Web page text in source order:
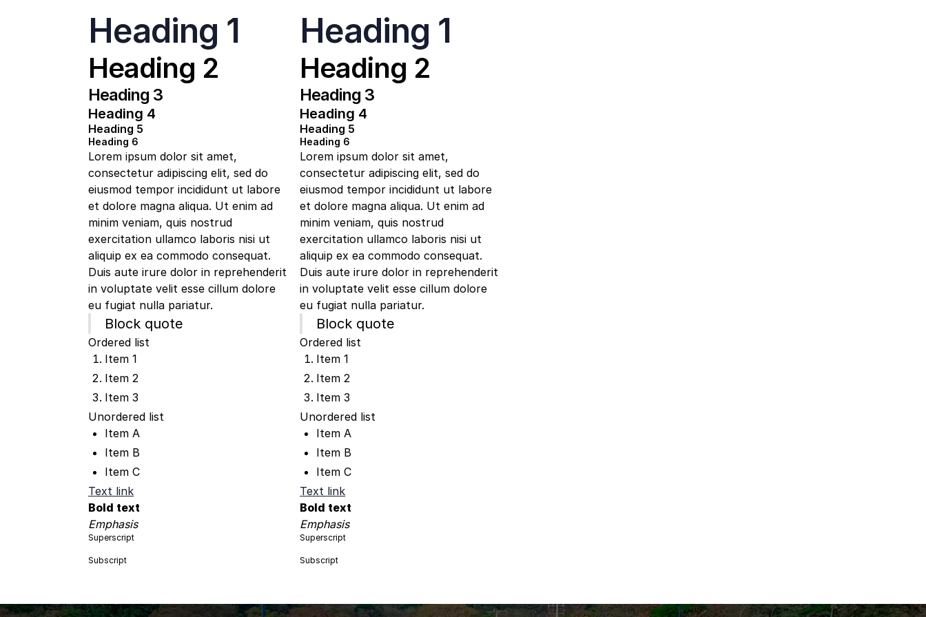
Heading 1
Heading 2
Heading 3
Heading 4
Heading 5
Heading 6
Lorem ipsum dolor sit amet,
consectetur adipiscing elit, sed do
eiusmod tempor incididunt ut labore
et dolore magna aliqua. Ut enim ad
minim veniam, quis nostrud
exercitation ullamco laboris nisi ut
aliquip ex ea commodo consequat.
Duis aute irure dolor in reprehenderit
in voluptate velit esse cillum dolore
eu fugiat nulla pariatur.
Block quote
Ordered list
Item 1
Item 2
Item 3
Unordered list
Item A
Item B
Item C
Text link
Bold text
Emphasis
Superscript
Subscript
Heading 1
Heading 2
Heading 3
Heading 4
Heading 5
Heading 6
Lorem ipsum dolor sit amet,
consectetur adipiscing elit, sed do
eiusmod tempor incididunt ut labore
et dolore magna aliqua. Ut enim ad
minim veniam, quis nostrud
exercitation ullamco laboris nisi ut
aliquip ex ea commodo consequat.
Duis aute irure dolor in reprehenderit
in voluptate velit esse cillum dolore
eu fugiat nulla pariatur.
Block quote
Ordered list
Item 1
Item 2
Item 3
Unordered list
Item A
Item B
Item C
Text link
Bold text
Emphasis
Superscript
Subscript